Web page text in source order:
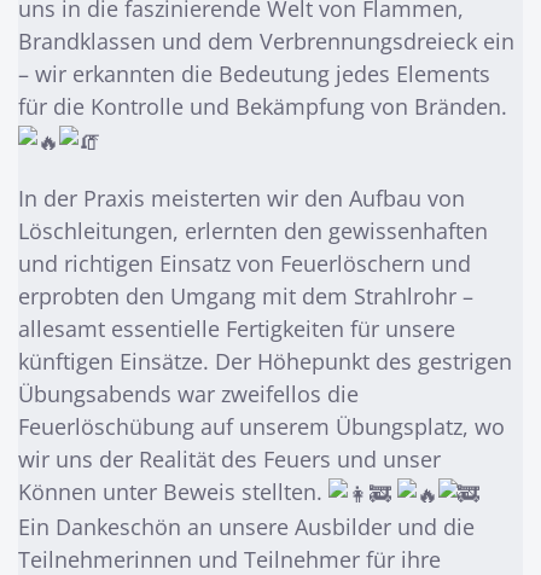
uns in die faszinierende Welt von Flammen,
Brandklassen und dem Verbrennungsdreieck ein
– wir erkannten die Bedeutung jedes Elements
für die Kontrolle und Bekämpfung von Bränden.
In der Praxis meisterten wir den Aufbau von
Löschleitungen, erlernten den gewissenhaften
und richtigen Einsatz von Feuerlöschern und
erprobten den Umgang mit dem Strahlrohr –
allesamt essentielle Fertigkeiten für unsere
künftigen Einsätze. Der Höhepunkt des gestrigen
Übungsabends war zweifellos die
Feuerlöschübung auf unserem Übungsplatz, wo
wir uns der Realität des Feuers und unser
Können unter Beweis stellten.
Ein Dankeschön an unsere Ausbilder und die
Teilnehmerinnen und Teilnehmer für ihre